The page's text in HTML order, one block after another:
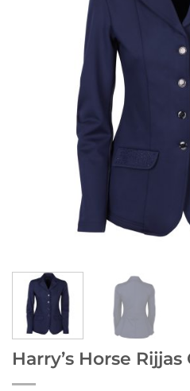
Harry’s Horse